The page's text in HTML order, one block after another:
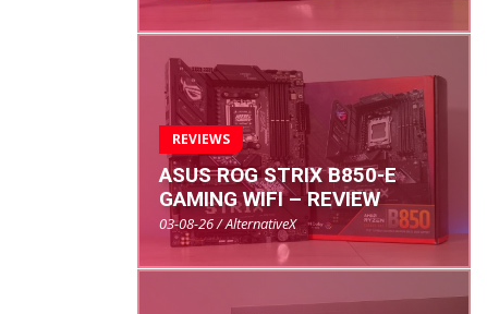
REVIEWS
ASUS ROG STRIX B850-E
GAMING WIFI – REVIEW
03-08-26 / AlternativeX